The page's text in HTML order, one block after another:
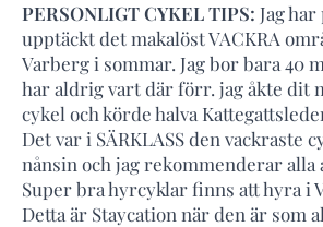
PERSONLIGT CYKEL TIPS: Jag
upptäckt det makalöst VACKRA
Varberg i sommar. Jag bor bara 40
har aldrig vart där förr. jag åkte dit
cykel och körde halva
Det var i SÄRKLASS den vackraste
nånsin och jag rekommenderar alla
Super bra hyrcyklar finns att hyra i
Detta är Staycation när den är som